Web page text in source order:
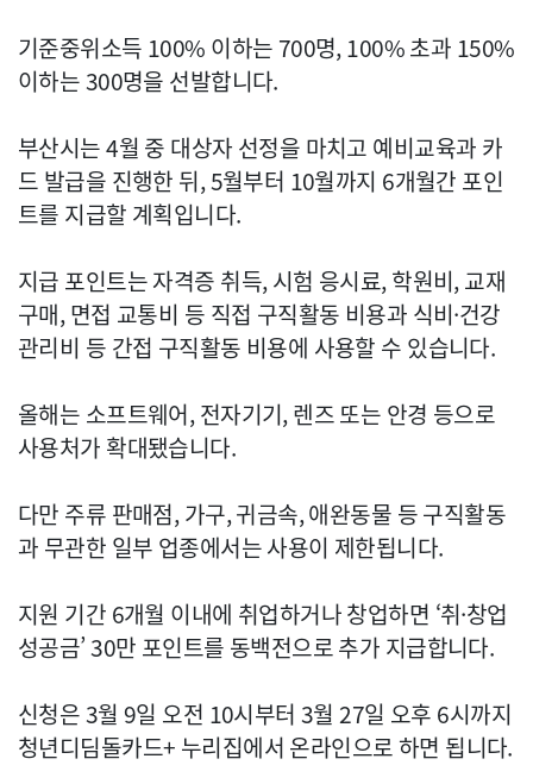
기준중위소득 100% 이하는 700명, 100% 초과 150%
이하는 300명을 선발합니다.
부산시는 4월 중 대상자 선정을 마치고 예비교육과 카
드 발급을 진행한 뒤, 5월부터 10월까지 6개월간 포인
트를 지급할 계획입니다.
지급 포인트는 자격증 취득, 시험 응시료, 학원비, 교재
구매, 면접 교통비 등 직접 구직활동 비용과 식비·건강
관리비 등 간접 구직활동 비용에 사용할 수 있습니다.
올해는 소프트웨어, 전자기기, 렌즈 또는 안경 등으로
사용처가 확대됐습니다.
다만 주류 판매점, 가구, 귀금속, 애완동물 등 구직활동
과 무관한 일부 업종에서는 사용이 제한됩니다.
지원 기간 6개월 이내에 취업하거나 창업하면 ‘취·창업
성공금’ 30만 포인트를 동백전으로 추가 지급합니다.
신청은 3월 9일 오전 10시부터 3월 27일 오후 6시까지
청년디딤돌카드+ 누리집에서 온라인으로 하면 됩니다.